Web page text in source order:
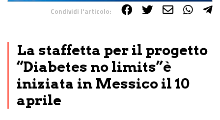
Condividi l'articolo:
La staffetta per il progetto
“Diabetes no limits”è
iniziata in Messico il 10
aprile